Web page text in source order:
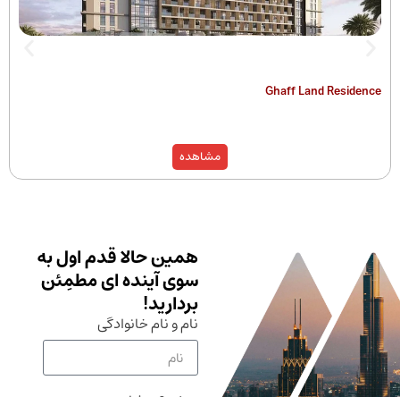
Ghaff
همین حالا قدم اول به
سوی آینده ای مطمِئن
بردارید!
نام و نام خانوادگی